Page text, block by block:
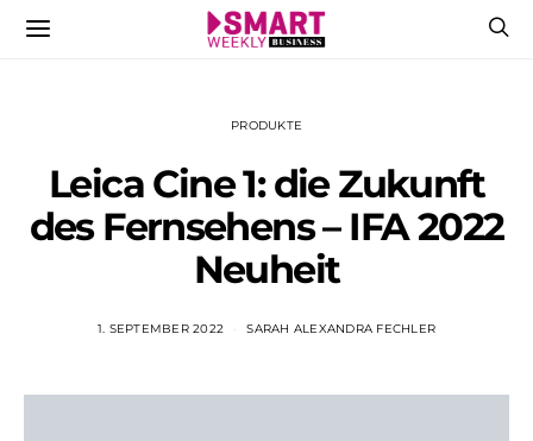
PRODUKTE
Leica Cine 1: die Zukunft
des Fernsehens – IFA 2022
Neuheit
1. SEPTEMBER 2022 SARAH ALEXANDRA FECHLER